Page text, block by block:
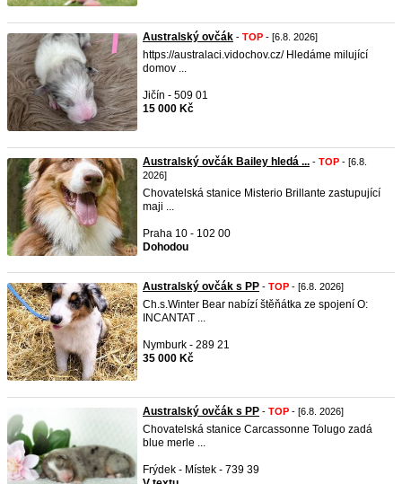
Australský ovčák - TOP - [6.8. 2026]
https://australaci.vidochov.cz/ Hledáme milující
domov ...
Jičín - 509 01
15 000 Kč
Australský ovčák Bailey hledá ... - TOP - [6.8.
2026]
Chovatelská stanice Misterio Brillante zastupující
maji ...
Praha 10 - 102 00
Dohodou
Australský ovčák s PP - TOP - [6.8. 2026]
Ch.s.Winter Bear nabízí štěňátka ze spojení O:
INCANTAT ...
Nymburk - 289 21
35 000 Kč
Australský ovčák s PP - TOP - [6.8. 2026]
Chovatelská stanice Carcassonne Tolugo zadá
blue merle ...
Frýdek - Místek - 739 39